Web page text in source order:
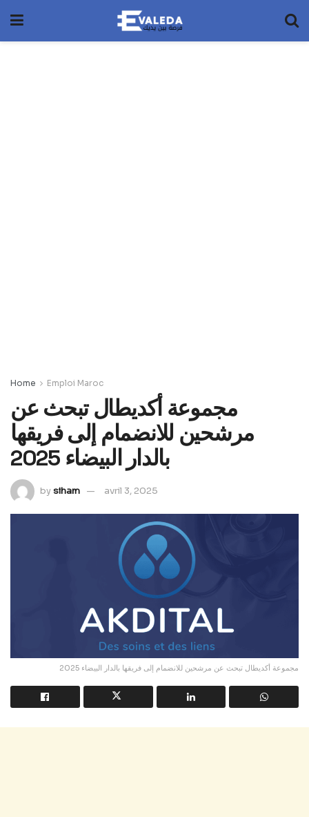
Home Emploi Maroc
مجموعة أكديطال تبحث عن
مرشحين للانضمام إلى فريقها
بالدار البيضاء 2025
bysiham avril 3, 2025
مجموعة أكديطال تبحث عن مرشحين للانضمام إلى فريقها بالدار البيضاء 2025